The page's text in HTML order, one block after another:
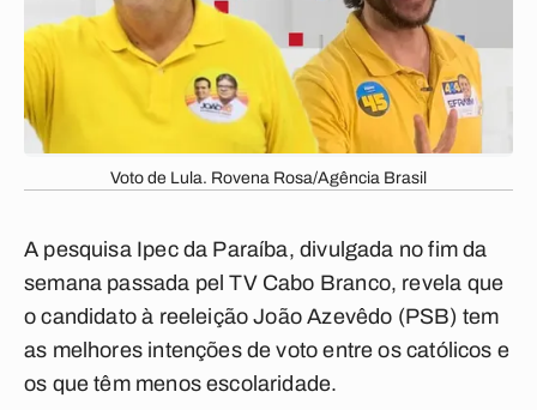
Voto de Lula. Rovena Rosa/Agência Brasil
A pesquisa Ipec da Paraíba, divulgada no fim da
semana passada pel TV Cabo Branco, revela que
o candidato à reeleição João Azevêdo (PSB) tem
as melhores intenções de voto entre os católicos e
os que têm menos escolaridade.